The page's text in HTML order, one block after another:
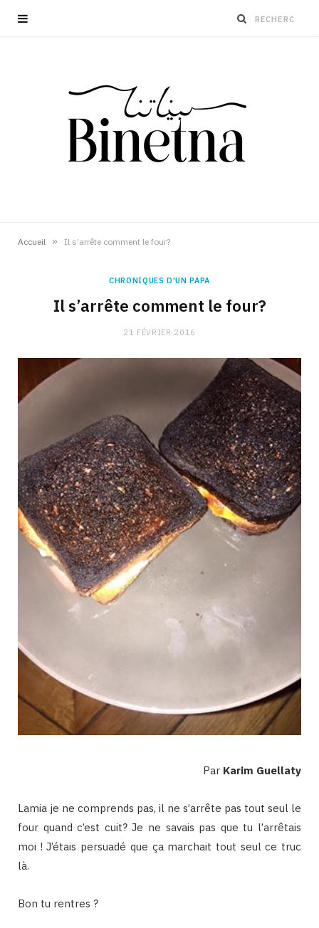
Accueil » Il s’arrête comment le four?
CHRONIQUES D'UN PAPA
Il s’arrête comment le four?
21 FÉVRIER 2016
Par Karim Guellaty
Lamia je ne comprends pas, il ne s’arrête pas tout seul le
four quand c’est cuit? Je ne savais pas que tu l’arrêtais
moi ! J’étais persuadé que ça marchait tout seul ce truc
là.
Bon tu rentres ?